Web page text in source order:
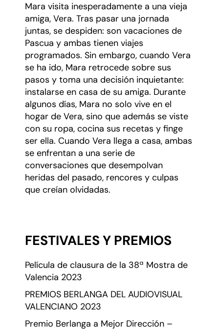
Mara visita inesperadamente a una vieja
amiga, Vera. Tras pasar una jornada
juntas, se despiden: son vacaciones de
Pascua y ambas tienen viajes
programados. Sin embargo, cuando Vera
se ha ido, Mara retrocede sobre sus
pasos y toma una decisión inquietante:
instalarse en casa de su amiga. Durante
algunos días, Mara no solo vive en el
hogar de Vera, sino que además se viste
con su ropa, cocina sus recetas y finge
ser ella. Cuando Vera llega a casa, ambas
se enfrentan a una serie de
conversaciones que desempolvan
heridas del pasado, rencores y culpas
que creían olvidadas.
FESTIVALES Y PREMIOS
Película de clausura de la 38ª Mostra de
Valencia 2023
PREMIOS BERLANGA DEL AUDIOVISUAL
VALENCIANO 2023
Premio Berlanga a Mejor Dirección –